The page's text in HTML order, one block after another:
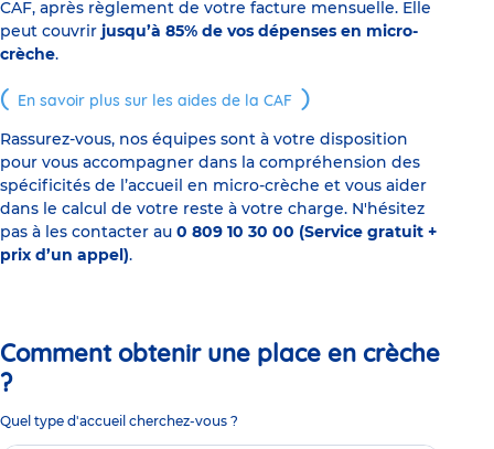
CAF, après règlement de votre facture mensuelle. Elle
peut couvrir jusqu’à 85% de vos dépenses en micro-
crèche.
En savoir plus sur les aides de la CAF
Rassurez-vous, nos équipes sont à votre disposition
pour vous accompagner dans la compréhension des
spécificités de l’accueil en micro-crèche et vous aider
dans le calcul de votre reste à votre charge. N'hésitez
pas à les contacter au 0 809 10 30 00 (Service gratuit +
prix d’un appel).
Comment obtenir une place en crèche
?
Quel type d'accueil cherchez-vous ?